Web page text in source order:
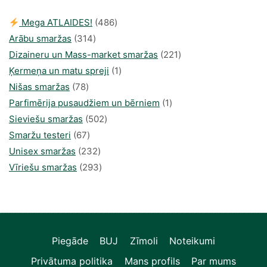
Mega ATLAIDES! 486486
Arābu smaržas 314314
produkti
Dizaineru un Mass-market smaržas 221221
Ķermeņa un matu spreji 11
Nišas smaržas 7878
produkts
Parfimērija pusaudžiem un bērniem 11
Sieviešu smaržas 502502
Smaržu testeri 6767
produkts
Unisex smaržas 232232
produkts
Vīriešu smaržas 293293
Piegāde BUJ Zīmoli
Noteikumi
Privātuma politika
Mans profils Par mums